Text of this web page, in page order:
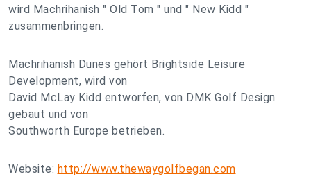
wird Machrihanish " Old Tom " und " New Kidd "
zusammenbringen.
Machrihanish Dunes gehört Brightside Leisure
Development, wird von
David McLay Kidd entworfen, von DMK Golf Design
gebaut und von
Southworth Europe betrieben.
Website: http://www.thewaygolfbegan.com